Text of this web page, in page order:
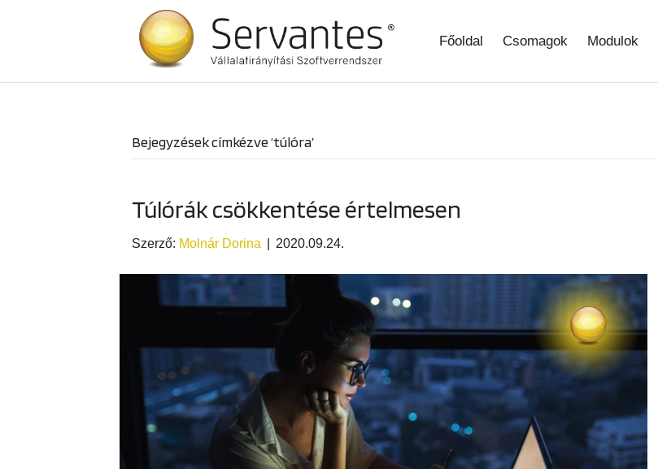
Főoldal Csomagok Modulok
Bejegyzések címkézve ‘túlóra’
Túlórák csökkentése értelmesen
Szerző: Molnár Dorina 2020.09.24.